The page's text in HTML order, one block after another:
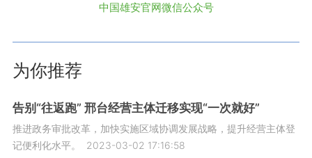
中国雄安官网微信公众号
为你推荐
告别“往返跑” 邢台经营主体迁移实现“一次就好”
推进政务审批改革，加快实施区域协调发展战略，提升经营主体登
记便利化水平。
2023-03-02 17:16:58